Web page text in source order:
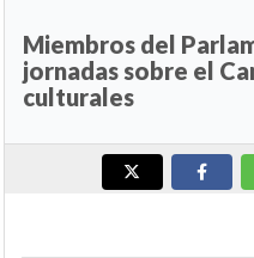
Miembros del
jornadas sobre el
culturales